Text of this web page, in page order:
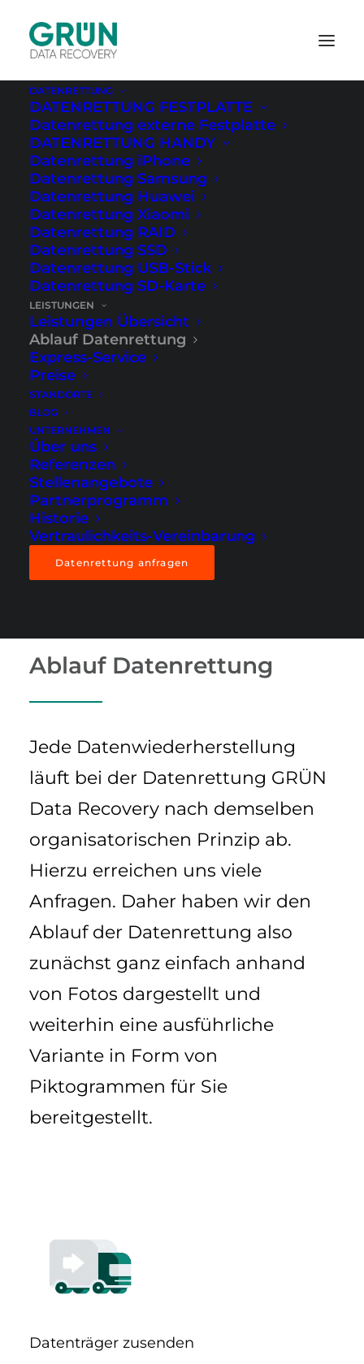
DATENRETTUNG
DATENRETTUNG FESTPLATTE
Datenrettung externe Festplatte
DATENRETTUNG HANDY
Datenrettung iPhone
Datenrettung Samsung
Datenrettung Huawei
Datenrettung Xiaomi
Datenrettung RAID
Datenrettung SSD
Datenrettung USB-Stick
Datenrettung SD-Karte
LEISTUNGEN
Leistungen Übersicht
Ablauf Datenrettung
Express-Service
Preise
STANDORTE
BLOG
UNTERNEHMEN
Über uns
Referenzen
Stellenangebote
Partnerprogramm
Historie
Vertraulichkeits-Vereinbarung
Datenrettung anfragen
Startseite›Leistungen›Ablauf
Ablauf Datenrettung
Jede Datenwiederherstellung
läuft bei der Datenrettung GRÜN
Data Recovery nach demselben
organisatorischen Prinzip ab.
Hierzu erreichen uns viele
Anfragen. Daher haben wir den
Ablauf der Datenrettung also
zunächst ganz einfach anhand
von Fotos dargestellt und
weiterhin eine ausführliche
Variante in Form von
Piktogrammen für Sie
bereitgestellt.
Datent­räger zusenden